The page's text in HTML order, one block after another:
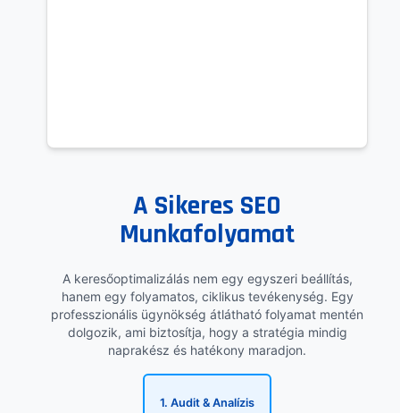
A Sikeres SEO
Munkafolyamat
A keresőoptimalizálás nem egy egyszeri beállítás,
hanem egy folyamatos, ciklikus tevékenység. Egy
professzionális ügynökség átlátható folyamat mentén
dolgozik, ami biztosítja, hogy a stratégia mindig
naprakész és hatékony maradjon.
1. Audit & Analízis